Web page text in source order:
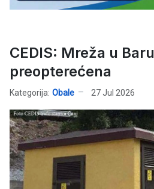
CEDIS: Mreža u Baru
preopterećena
Kategorija: Obale 27 Jul 2026